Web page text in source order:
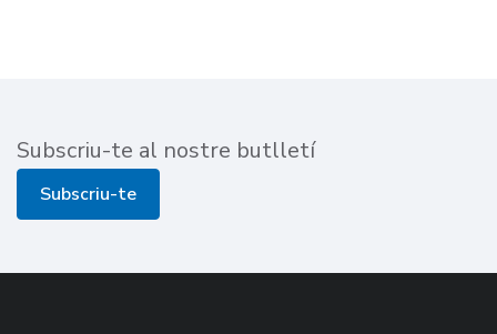
Subscriu-te al nostre butlletí
Subscriu-te